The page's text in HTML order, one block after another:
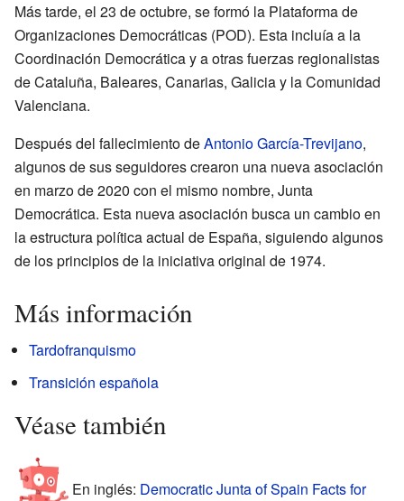
Más tarde, el 23 de octubre, se formó la Plataforma de
Organizaciones Democráticas (POD). Esta incluía a la
Coordinación Democrática y a otras fuerzas regionalistas
de Cataluña, Baleares, Canarias, Galicia y la Comunidad
Valenciana.
Después del fallecimiento deAntonio García-Trevijano,
algunos de sus seguidores crearon una nueva asociación
en marzo de 2020 con el mismo nombre, Junta
Democrática. Esta nueva asociación busca un cambio en
la estructura política actual de España, siguiendo algunos
de los principios de la iniciativa original de 1974.
Más información
Tardofranquismo
Transición española
Véase también
En inglés: Democratic Junta of Spain Facts for